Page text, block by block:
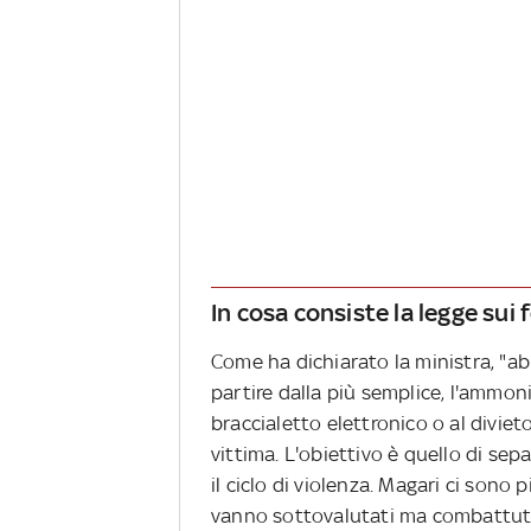
In cosa consiste la legge sui
Come ha dichiarato la ministra,
partire dalla più semplice,
braccialetto elettronico o al
vittima. L'obiettivo è quello di
il ciclo di violenza. Magari ci sono
vanno sottovalutati ma